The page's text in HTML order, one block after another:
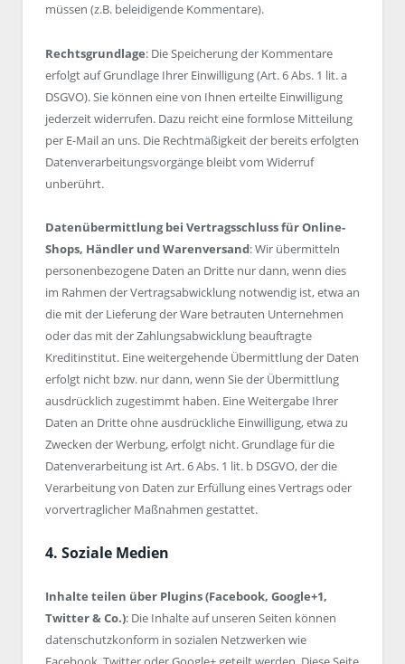
müssen (z.B. beleidigende Kommentare).
Rechtsgrundlage: Die Speicherung der Kommentare
erfolgt auf Grundlage Ihrer Einwilligung (Art. 6 Abs. 1 lit. a
DSGVO). Sie können eine von Ihnen erteilte Einwilligung
jederzeit widerrufen. Dazu reicht eine formlose Mitteilung
per E-Mail an uns. Die Rechtmäßigkeit der bereits erfolgten
Datenverarbeitungsvorgänge bleibt vom Widerruf
unberührt.
Datenübermittlung bei Vertragsschluss für Online-
Shops, Händler und Warenversand: Wir übermitteln
personenbezogene Daten an Dritte nur dann, wenn dies
im Rahmen der Vertragsabwicklung notwendig ist, etwa an
die mit der Lieferung der Ware betrauten Unternehmen
oder das mit der Zahlungsabwicklung beauftragte
Kreditinstitut. Eine weitergehende Übermittlung der Daten
erfolgt nicht bzw. nur dann, wenn Sie der Übermittlung
ausdrücklich zugestimmt haben. Eine Weitergabe Ihrer
Daten an Dritte ohne ausdrückliche Einwilligung, etwa zu
Zwecken der Werbung, erfolgt nicht. Grundlage für die
Datenverarbeitung ist Art. 6 Abs. 1 lit. b DSGVO, der die
Verarbeitung von Daten zur Erfüllung eines Vertrags oder
vorvertraglicher Maßnahmen gestattet.
4. Soziale Medien
Inhalte teilen über Plugins (Facebook, Google+1,
Twitter & Co.): Die Inhalte auf unseren Seiten können
datenschutzkonform in sozialen Netzwerken wie